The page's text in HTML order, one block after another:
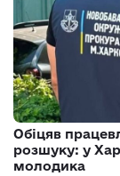
Обіцяв
розшуку: у
молодика